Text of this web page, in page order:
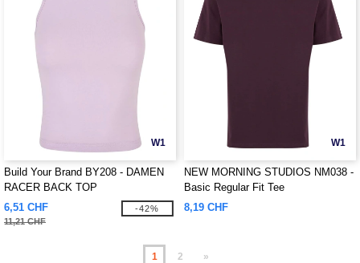
W1
Build Your Brand BY208 - DAMEN
RACER BACK TOP
6,51 CHF
11,21 CHF
-42%
W1
NEW MORNING STUDIOS NM038 -
Basic Regular Fit Tee
8,19 CHF
1 2 »